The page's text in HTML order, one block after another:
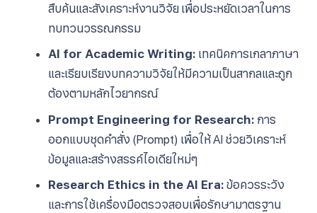
สืบค้นและสังเคราะห์งานวิจัย เพื่อประหยัดเวลาในการ
ทบทวนวรรณกรรม
AI for Academic Writing: เทคนิคการเกลาภาษา
และเรียบเรียงบทความวิจัยให้มีความเป็นสากลและถูก
ต้องตามหลักไวยากรณ์
Prompt Engineering for Research: การ
ออกแบบชุดคำสั่ง (Prompt) เพื่อให้ AI ช่วยวิเคราะห์
ข้อมูลและสร้างสรรค์ไอเดียใหม่ๆ
Research Ethics in the AI Era: ข้อควรระวัง
และการใช้เครื่องมือตรวจสอบเพื่อรักษามาตรฐาน